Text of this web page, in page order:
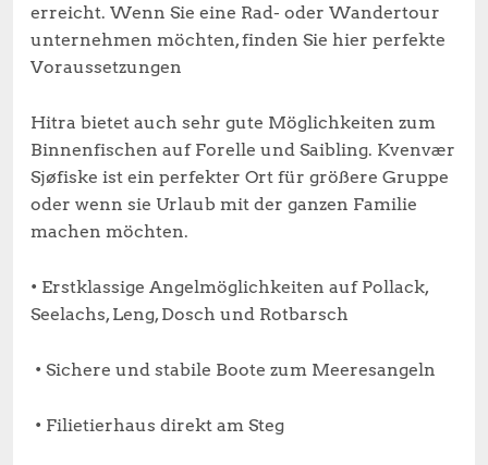
erreicht. Wenn Sie eine Rad- oder Wandertour
unternehmen möchten, finden Sie hier perfekte
Voraussetzungen
Hitra bietet auch sehr gute Möglichkeiten zum
Binnenfischen auf Forelle und Saibling. Kvenvær
Sjøfiske ist ein perfekter Ort für größere Gruppe
oder wenn sie Urlaub mit der ganzen Familie
machen möchten.
• Erstklassige Angelmöglichkeiten auf Pollack,
Seelachs, Leng, Dosch und Rotbarsch
• Sichere und stabile Boote zum Meeresangeln
• Filietierhaus direkt am Steg